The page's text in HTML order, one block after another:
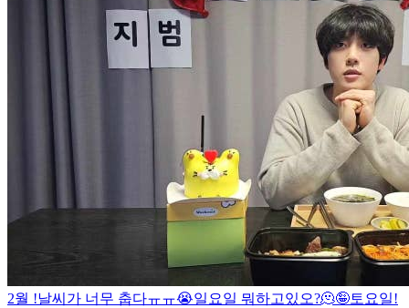
2월 !날씨가 너무 춥다ㅠㅠ😭일요일 뭐하고있오?🫠🤪토요일!